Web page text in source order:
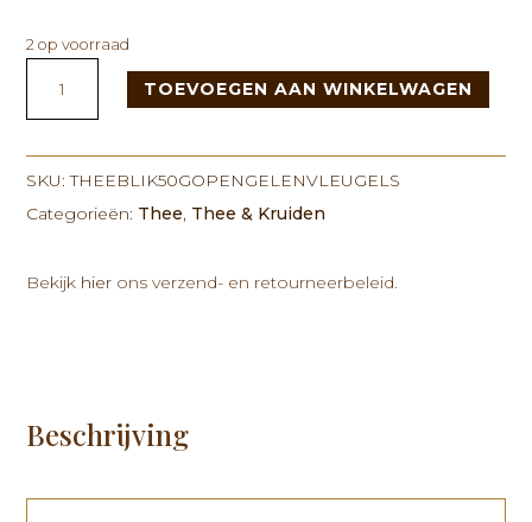
2 op voorraad
Op
Engelen
Vleugels
aantal
TOEVOEGEN AAN WINKELWAGEN
SKU:THEEBLIK50GOPENGELENVLEUGELS
Categorieën: Thee, Thee & Kruiden
Bekijk hier ons verzend- en retourneerbeleid.
Beschrijving